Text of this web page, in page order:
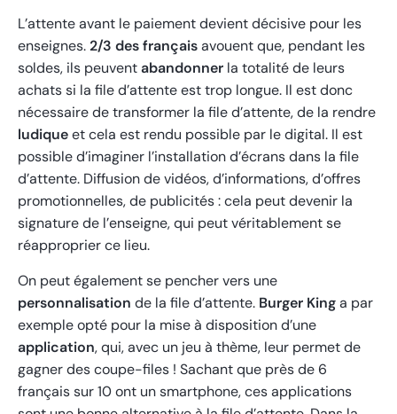
L’attente avant le paiement devient décisive pour les
enseignes.2/3 des françaisavouent que, pendant les
soldes, ils peuventabandonner la totalité de leurs
achats si la file d’attente est trop longue. Il est donc
nécessaire de transformer la file d’attente, de la rendre
ludiqueet cela est rendu possible par le digital. Il est
possible d’imaginer l’installation d’écrans dans la file
d’attente. Diffusion de vidéos, d’informations, d’offres
promotionnelles, de publicités : cela peut devenir la
signature de l’enseigne, qui peut véritablement se
réapproprier ce lieu.
On peut également se pencher vers une
personnalisation de la file d’attente. Burger Kinga par
exemple opté pour la mise à disposition d’une
application, qui, avec un jeu à thème, leur permet de
gagner des coupe-files ! Sachant que près de 6
français sur 10 ont un smartphone, ces applications